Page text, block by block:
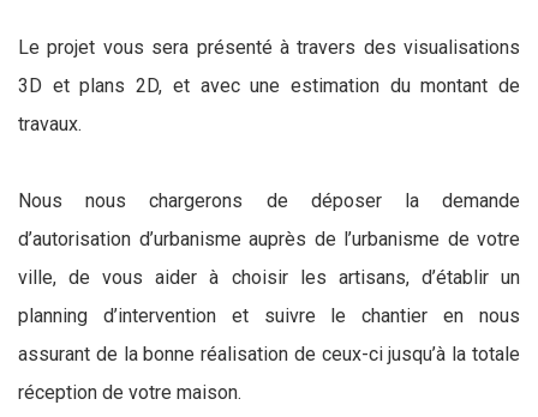
Le projet vous sera présenté à travers des visualisations
3D et plans 2D, et avec une estimation du montant de
travaux.
Nous nous chargerons de déposer la demande
d’autorisation d’urbanisme auprès de l’urbanisme de votre
ville, de vous aider à choisir les artisans, d’établir un
planning d’intervention et suivre le chantier en nous
assurant de la bonne réalisation de ceux-ci jusqu’à la totale
réception de votre maison.